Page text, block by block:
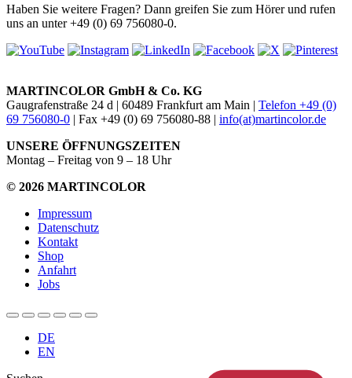
Haben Sie weitere Fragen? Dann greifen Sie zum Hörer und rufen
uns an unter +49 (0) 69 756080-0.
MARTINCOLOR GmbH & Co. KG
Gaugrafenstraße 24 d | 60489 Frankfurt am Main | Telefon +49 (0)
69 756080-0 | Fax +49 (0) 69 756080-88 | info(at)martincolor.de
UNSERE ÖFFNUNGSZEITEN
Montag – Freitag von 9 – 18 Uhr
© 2026 MARTINCOLOR
Impressum
Datenschutz
Kontakt
Shop
Anfahrt
Jobs
DE
EN